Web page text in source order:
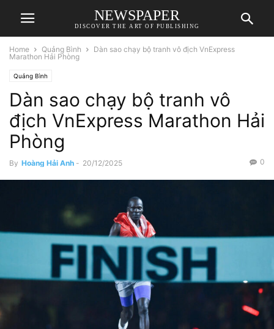
NEWSPAPER
DISCOVER THE ART OF PUBLISHING
Home Quảng Bình
Dàn sao chạy bộ tranh vô địch VnExpress
Marathon Hải Phòng
Quảng Bình
Dàn sao chạy bộ tranh vô
địch VnExpress Marathon Hải
Phòng
By Hoàng Hải Anh - 20/12/2025 0